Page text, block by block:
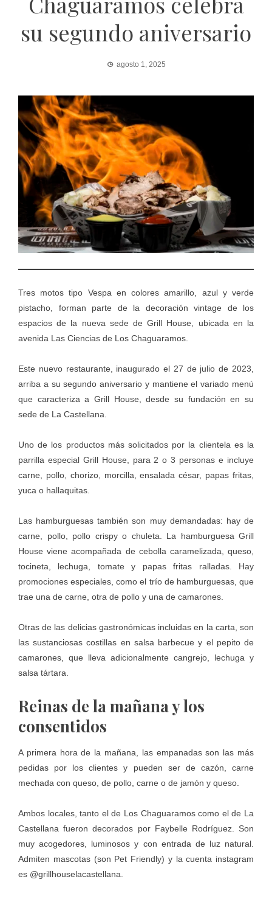
su segundo aniversario
agosto 1, 2025
Tres motos tipo Vespa en colores amarillo, azul y verde
pistacho, forman parte de la decoración vintage de los
espacios de la nueva sede de Grill House, ubicada en la
avenida Las Ciencias de Los Chaguaramos.
Este nuevo restaurante, inaugurado el 27 de julio de 2023,
arriba a su segundo aniversario y mantiene el variado menú
que caracteriza a Grill House, desde su fundación en su
sede de La Castellana.
Uno de los productos más solicitados por la clientela es la
parrilla especial Grill House, para 2 o 3 personas e incluye
carne, pollo, chorizo, morcilla, ensalada césar, papas fritas,
yuca o hallaquitas.
Las hamburguesas también son muy demandadas: hay de
carne, pollo, pollo crispy o chuleta. La hamburguesa Grill
House viene acompañada de cebolla caramelizada, queso,
tocineta, lechuga, tomate y papas fritas ralladas. Hay
promociones especiales, como el trío de hamburguesas, que
trae una de carne, otra de pollo y una de camarones.
Otras de las delicias gastronómicas incluidas en la carta, son
las sustanciosas costillas en salsa barbecue y el pepito de
camarones, que lleva adicionalmente cangrejo, lechuga y
salsa tártara.
Reinas de la mañana y los
consentidos
A primera hora de la mañana, las empanadas son las más
pedidas por los clientes y pueden ser de cazón, carne
mechada con queso, de pollo, carne o de jamón y queso.
Ambos locales, tanto el de Los Chaguaramos como el de La
Castellana fueron decorados por Faybelle Rodríguez. Son
muy acogedores, luminosos y con entrada de luz natural.
Admiten mascotas (son Pet Friendly) y la cuenta instagram
es @grillhouselacastellana.